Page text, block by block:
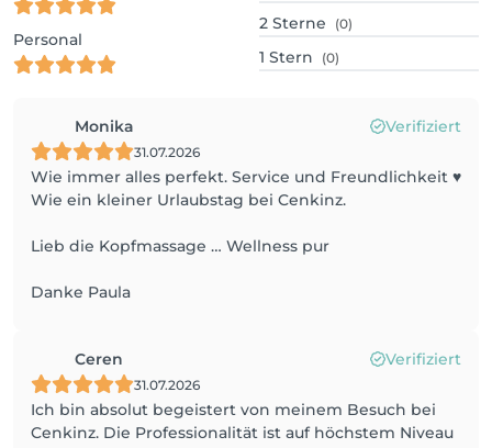
Personal
2 Sterne (0)
1 Stern (0)
Monika Verifiziert
31.07.2026
Wie immer alles perfekt. Service und Freundlichkeit ♥️
Wie ein kleiner Urlaubstag bei Cenkinz.
Lieb die Kopfmassage … Wellness pur
Danke Paula
Ceren Verifiziert
31.07.2026
Ich bin absolut begeistert von meinem Besuch bei
Cenkinz. Die Professionalität ist auf höchstem Niveau